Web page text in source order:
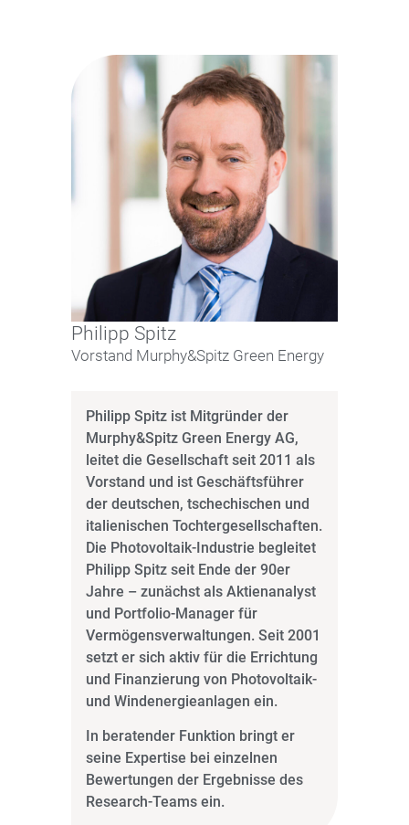
Philipp Spitz
Vorstand Murphy&Spitz Green Energy
Philipp Spitz ist Mitgründer der
Murphy&Spitz Green Energy AG,
leitet die Gesellschaft seit 2011 als
Vorstand und ist Geschäftsführer
der deutschen, tschechischen und
italienischen Tochtergesellschaften.
Die Photovoltaik-Industrie begleitet
Philipp Spitz seit Ende der 90er
Jahre – zunächst als Aktienanalyst
und Portfolio-Manager für
Vermögensverwaltungen. Seit 2001
setzt er sich aktiv für die Errichtung
und Finanzierung von Photovoltaik-
und Windenergieanlagen ein.
In beratender Funktion bringt er
seine Expertise bei einzelnen
Bewertungen der Ergebnisse des
Research-Teams ein.